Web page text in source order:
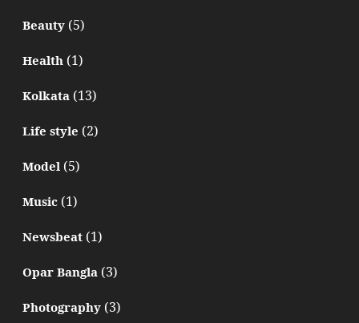
Beauty(5)
Health(1)
Kolkata(13)
Life style (2)
Model(5)
Music(1)
Newsbeat(1)
Opar Bangla(3)
Photography(3)